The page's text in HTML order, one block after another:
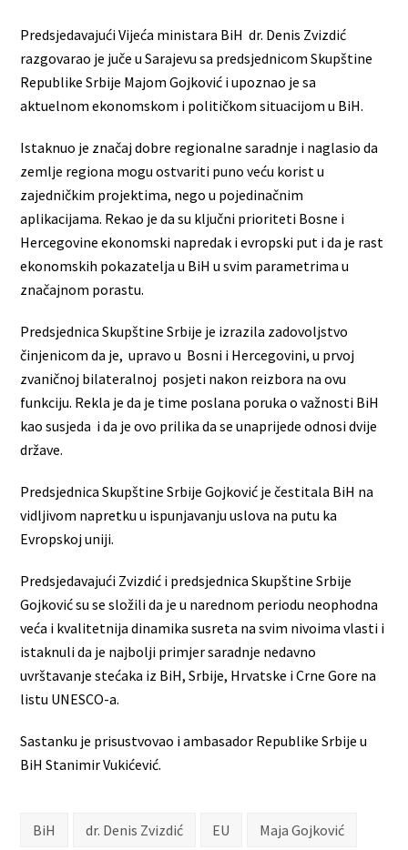
Predsjedavajući Vijeća ministara BiH dr. Denis Zvizdić
razgovarao je juče u Sarajevu sa predsjednicom Skupštine
Republike Srbije Majom Gojković i upoznao je sa
aktuelnom ekonomskom i političkom situacijom u BiH.
Istaknuo je značaj dobre regionalne saradnje i naglasio da
zemlje regiona mogu ostvariti puno veću korist u
zajedničkim projektima, nego u pojedinačnim
aplikacijama. Rekao je da su ključni prioriteti Bosne i
Hercegovine ekonomski napredak i evropski put i da je rast
ekonomskih pokazatelja u BiH u svim parametrima u
značajnom porastu.
Predsjednica Skupštine Srbije je izrazila zadovoljstvo
činjenicom da je, upravo u Bosni i Hercegovini, u prvoj
zvaničnoj bilateralnoj posjeti nakon reizbora na ovu
funkciju. Rekla je da je time poslana poruka o važnosti BiH
kao susjeda i da je ovo prilika da se unaprijede odnosi dvije
države.
Predsjednica Skupštine Srbije Gojković je čestitala BiH na
vidljivom napretku u ispunjavanju uslova na putu ka
Evropskoj uniji.
Predsjedavajući Zvizdić i predsjednica Skupštine Srbije
Gojković su se složili da je u narednom periodu neophodna
veća i kvalitetnija dinamika susreta na svim nivoima vlasti i
istaknuli da je najbolji primjer saradnje nedavno
uvrštavanje stećaka iz BiH, Srbije, Hrvatske i Crne Gore na
listu UNESCO-a.
Sastanku je prisustvovao i ambasador Republike Srbije u
BiH Stanimir Vukićević.
BiH dr. Denis Zvizdić EU Maja Gojković